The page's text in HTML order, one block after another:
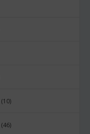
(10)
(46)